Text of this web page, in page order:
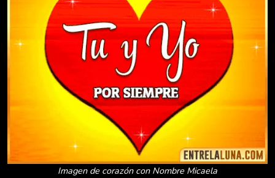
Imagen de corazón con Nombre Micaela